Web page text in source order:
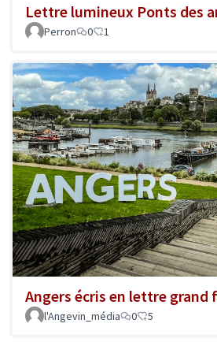
Lettre lumineux Ponts des
Perron
0 1
Angers écris en lettre grand
l'Angevin_média
0 5